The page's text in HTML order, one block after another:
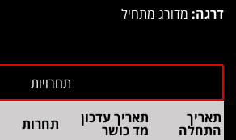
דרגה: מדורג מתחיל
תאריך
התחלה
תאריך עדכון
מד כושר תחרות